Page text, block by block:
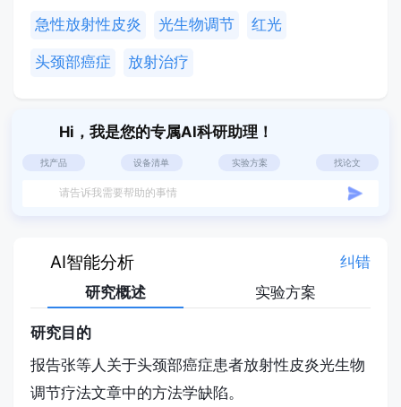
分参考文献缺失。综上，该研究结果需谨慎解读，
急性放射性皮炎
光生物调节 红光
头颈部癌症 放射治疗
Hi，我是您的专属AI科研助理！
找产品 设备清单 实验方案 找论文
请告诉我需要帮助的事情
AI智能分析
纠错
研究概述
实验方案
研究目的
报告张等人关于头颈部癌症患者放射性皮炎光生物
调节疗法文章中的方法学缺陷。